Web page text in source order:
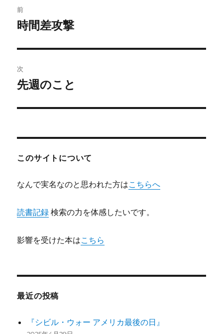
稿
ビ
ゲ
ー
前
前
投
稿:
時間差攻撃
次
次
投
先週のこと
このサイトについて
なんで実名なのと思われた方はこちらへ
読書記録 検索の力を体感したいです。
影響を受けた本はこちら
最近の投稿
『シビル・ウォー アメリカ最後の日』